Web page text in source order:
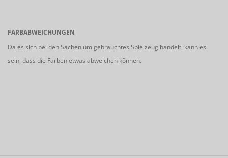
FARBABWEICHUNGEN
Da es sich bei den Sachen um gebrauchtes Spielzeug handelt, kann es
sein, dass die Farben etwas abweichen können.